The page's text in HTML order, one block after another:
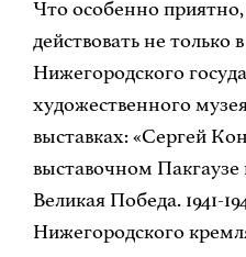
Что особенно приятно,
действовать не только
Нижегородского
художественного
выставках: «Сергей
выставочном Пакгаузе
Великая Победа. 1941-
Нижегородского